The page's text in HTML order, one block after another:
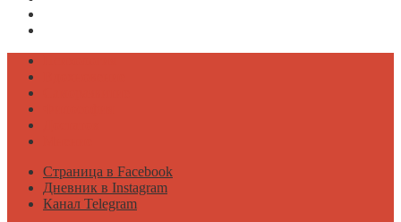
Страница в Facebook
Дневник в Instagram
Канал Telegram